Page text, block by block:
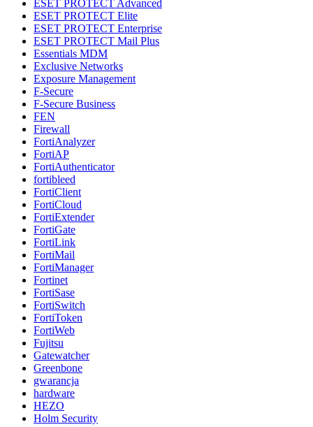
ESET PROTECT Advanced
ESET PROTECT Elite
ESET PROTECT Enterprise
ESET PROTECT Mail Plus
Essentials MDM
Exclusive Networks
Exposure Management
F-Secure
F-Secure Business
FEN
Firewall
FortiAnalyzer
FortiAP
FortiAuthenticator
fortibleed
FortiClient
FortiCloud
FortiExtender
FortiGate
FortiLink
FortiMail
FortiManager
Fortinet
FortiSase
FortiSwitch
FortiToken
FortiWeb
Fujitsu
Gatewatcher
Greenbone
gwarancja
hardware
HEZO
Holm Security